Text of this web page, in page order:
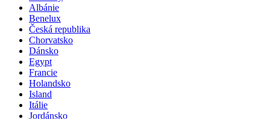
Albánie
Benelux
Česká republika
Chorvatsko
Dánsko
Egypt
Francie
Holandsko
Island
Itálie
Jordánsko